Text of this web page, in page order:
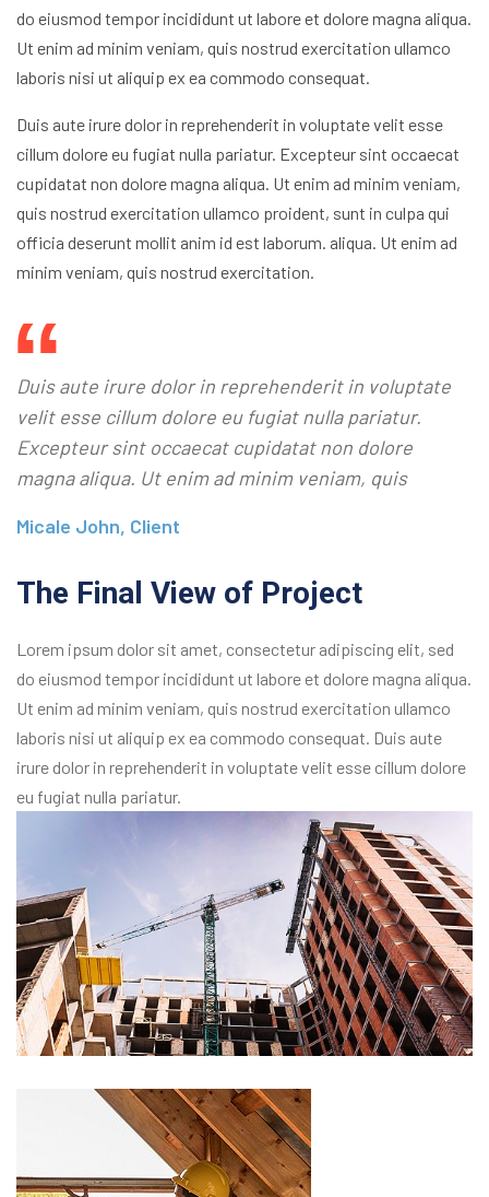
do eiusmod tempor incididunt ut labore et dolore magna aliqua.
Ut enim ad minim veniam, quis nostrud exercitation ullamco
laboris nisi ut aliquip ex ea commodo consequat.
Duis aute irure dolor in reprehenderit in voluptate velit esse
cillum dolore eu fugiat nulla pariatur. Excepteur sint occaecat
cupidatat non dolore magna aliqua. Ut enim ad minim veniam,
quis nostrud exercitation ullamco proident, sunt in culpa qui
officia deserunt mollit anim id est laborum. aliqua. Ut enim ad
minim veniam, quis nostrud exercitation.
Duis aute irure dolor in reprehenderit in voluptate
velit esse cillum dolore eu fugiat nulla pariatur.
Excepteur sint occaecat cupidatat non dolore
magna aliqua. Ut enim ad minim veniam, quis
Micale John, Client
The Final View of Project
Lorem ipsum dolor sit amet, consectetur adipiscing elit, sed
do eiusmod tempor incididunt ut labore et dolore magna aliqua.
Ut enim ad minim veniam, quis nostrud exercitation ullamco
laboris nisi ut aliquip ex ea commodo consequat. Duis aute
irure dolor in reprehenderit in voluptate velit esse cillum dolore
eu fugiat nulla pariatur.